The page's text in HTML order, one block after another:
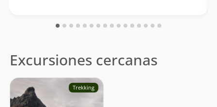
Excursiones cercanas
Trekking